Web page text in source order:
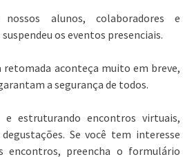
nossos alunos, colaboradores e
suspendeu os eventos presenciais.
retomada aconteça muito em breve,
a segurança de todos.
e estruturando encontros virtuais,
Se você tem interesse
encontros, preencha o formulário